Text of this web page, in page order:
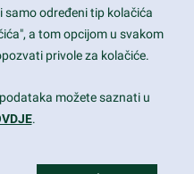
Reserved
samo određeni tip kolačića
a tom opcijom u svakom
privole za kolačiće.
možete saznati u
.